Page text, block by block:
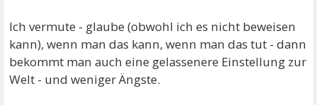
Ich vermute - glaube (obwohl ich es nicht beweisen
kann), wenn man das kann, wenn man das tut - dann
bekommt man auch eine gelassenere Einstellung zur
Welt - und weniger Ängste.